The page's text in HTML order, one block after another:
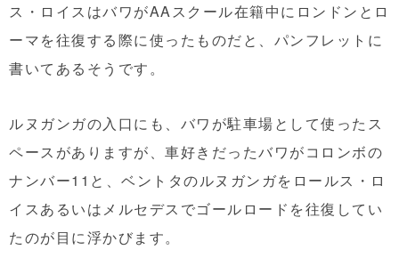
ス・ロイスはバワがAAスクール在籍中にロンドンとロ
ーマを往復する際に使ったものだと、パンフレットに
書いてあるそうです。
ルヌガンガの入口にも、バワが駐車場として使ったス
ペースがありますが、車好きだったバワがコロンボの
ナンバー11と、ベントタのルヌガンガをロールス・ロ
イスあるいはメルセデスでゴールロードを往復してい
たのが目に浮かびます。